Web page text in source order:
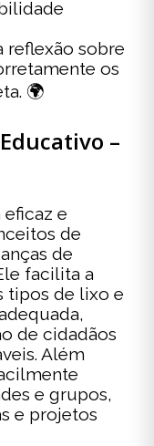
reflexão sobre
os
🌍
–
e
de
de
facilita a
tipos de lixo e
de cidadãos
Além
e grupos,
e projetos